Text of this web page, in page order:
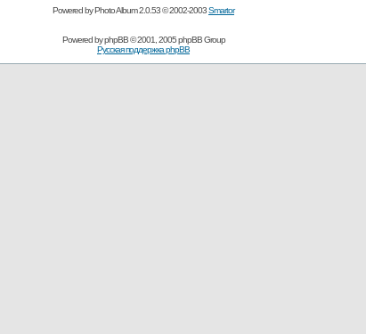
Powered by Photo Album 2.0.53 © 2002-2003Smartor
Powered byphpBB© 2001, 2005 phpBB Group
Русская поддержка phpBB